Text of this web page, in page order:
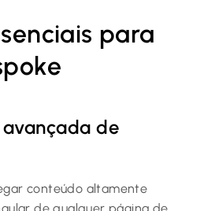
para
avançada de
conteúdo altamente